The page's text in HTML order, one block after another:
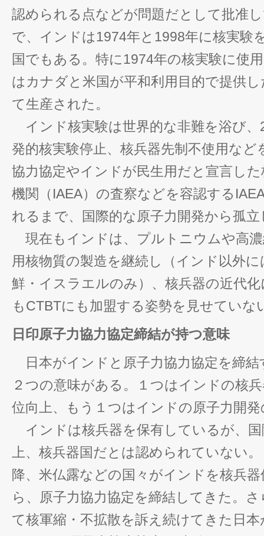
認められる点などが問題だとして批准
で、インドは1974年と1998年に核実験
国でもある。特に1974年の核実験に使
はカナダと米国が平和利用目的で提供
て生産された。
インド核実験は世界的な非難を浴び
発的核実験停止、核兵器先制不使用など
協力協定やインドが民生用だと宣言し
機関（IAEA）の査察などを容認する
れるまで、国際的な原子力開発から孤
現在もインドは、プルトニウムや高
用核物質の製造を継続し（インド以外
鮮・イスラエルのみ）、核兵器の近代
もCTBTにも加盟する姿勢を見せていな
日印原子力協力協定締結が持つ意味
日本がインドと原子力協力協定を締
２つの意味がある。１つはインドの核
位向上、もう１つはインドの原子力開
インドは核兵器を保有しているが、国
上、核兵器国だとは認められていない
降、米仏露などの国々がインドを核兵
ら、原子力協力協定を締結してきた。
て核軍縮・不拡散を訴え続けてきた日